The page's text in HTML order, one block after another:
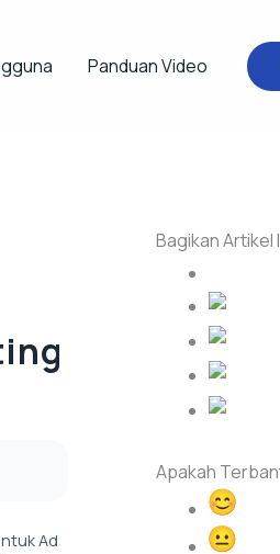
Panduan Video
Ad
Bagikan Artikel
Apakah